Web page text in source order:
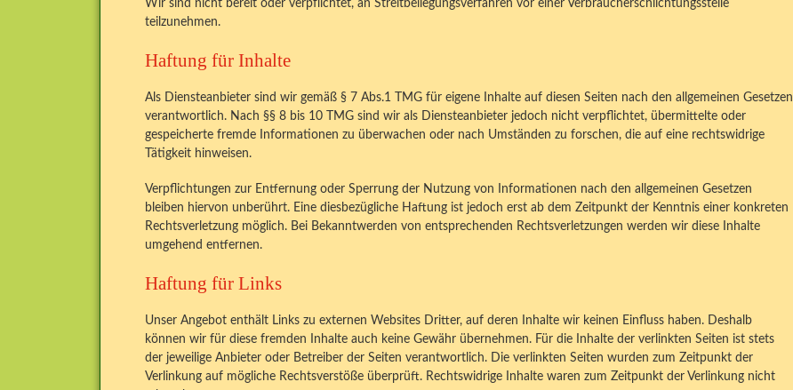
Wir sind nicht bereit oder verpflichtet, an Streitbeilegungsverfahren vor einer Verbraucherschlichtungsstelle
teilzunehmen.
Haftung für Inhalte
Als Diensteanbieter sind wir gemäß § 7 Abs.1 TMG für eigene Inhalte auf diesen Seiten nach den allgemeinen Gesetzen
verantwortlich. Nach §§ 8 bis 10 TMG sind wir als Diensteanbieter jedoch nicht verpflichtet, übermittelte oder
gespeicherte fremde Informationen zu überwachen oder nach Umständen zu forschen, die auf eine rechtswidrige
Tätigkeit hinweisen.
Verpflichtungen zur Entfernung oder Sperrung der Nutzung von Informationen nach den allgemeinen Gesetzen
bleiben hiervon unberührt. Eine diesbezügliche Haftung ist jedoch erst ab dem Zeitpunkt der Kenntnis einer konkreten
Rechtsverletzung möglich. Bei Bekanntwerden von entsprechenden Rechtsverletzungen werden wir diese Inhalte
umgehend entfernen.
Haftung für Links
Unser Angebot enthält Links zu externen Websites Dritter, auf deren Inhalte wir keinen Einfluss haben. Deshalb
können wir für diese fremden Inhalte auch keine Gewähr übernehmen. Für die Inhalte der verlinkten Seiten ist stets
der jeweilige Anbieter oder Betreiber der Seiten verantwortlich. Die verlinkten Seiten wurden zum Zeitpunkt der
Verlinkung auf mögliche Rechtsverstöße überprüft. Rechtswidrige Inhalte waren zum Zeitpunkt der Verlinkung nicht